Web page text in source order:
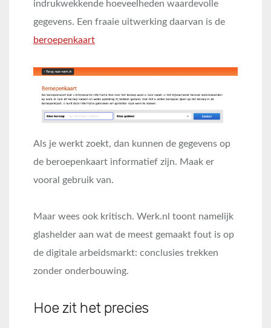
indrukwekkende hoeveelheden waardevolle
gegevens. Een fraaie uitwerking daarvan is de
beroepenkaart
Als je werkt zoekt, dan kunnen de gegevens op
de beroepenkaart informatief zijn. Maak er
vooral gebruik van.
Maar wees ook kritisch. Werk.nl toont namelijk
glashelder aan wat de meest gemaakt fout is op
de digitale arbeidsmarkt: conclusies trekken
zonder onderbouwing.
Hoe zit het precies